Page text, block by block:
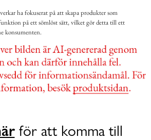
ha fokuserat på att skapa produkter som
på ett sömlöst sätt, vilket gör detta till ett
konsumenten.
för att komma till